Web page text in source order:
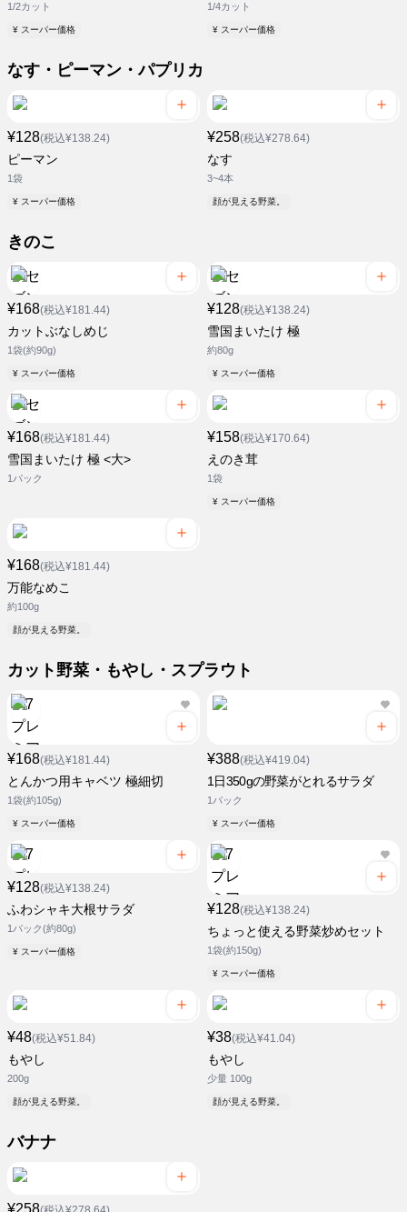
1/2カット
¥ スーパー価格
1/4カット
¥ スーパー価格
なす・ピーマン・パプリカ
¥128(税込¥138.24)
ピーマン
1袋
¥ スーパー価格
¥258(税込¥278.64)
なす
3~4本
顔が見える野菜。
きのこ
¥168(税込¥181.44)
カットぶなしめじ
1袋(約90g)
¥ スーパー価格
¥128(税込¥138.24)
雪国まいたけ 極
約80g
¥ スーパー価格
¥168(税込¥181.44)
雪国まいたけ 極 <大>
1パック
¥158(税込¥170.64)
えのき茸
1袋
¥ スーパー価格
¥168(税込¥181.44)
万能なめこ
約100g
顔が見える野菜。
カット野菜・もやし・スプラウト
¥168(税込¥181.44)
とんかつ用キャベツ 極細切
1袋(約105g)
¥ スーパー価格
¥388(税込¥419.04)
1日350gの野菜がとれるサラダ
1パック
¥ スーパー価格
¥128(税込¥138.24)
ふわシャキ大根サラダ
1パック(約80g)
¥ スーパー価格
¥128(税込¥138.24)
ちょっと使える野菜炒めセット
1袋(約150g)
¥ スーパー価格
¥48(税込¥51.84)
もやし
200g
顔が見える野菜。
¥38(税込¥41.04)
もやし
少量 100g
顔が見える野菜。
バナナ
¥258